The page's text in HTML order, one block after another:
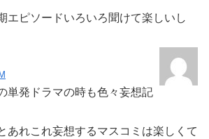
エピソードいろいろ聞けて楽しいし
単発ドラマの時も色々妄想記
あれこれ妄想するマスコミは楽しくて